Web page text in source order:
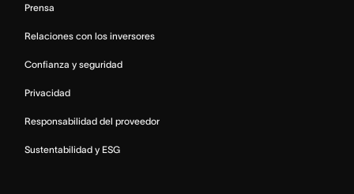
Prensa
Relaciones con los inversores
Confianza y seguridad
Privacidad
Responsabilidad del proveedor
Sustentabilidad y ESG